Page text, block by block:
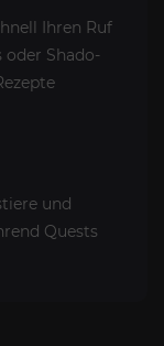
Ihren Ruf
oder Shado-
und
Quests